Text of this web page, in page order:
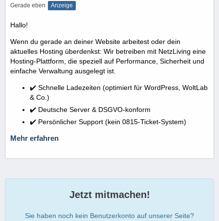
Gerade eben Anzeige
Hallo!
Wenn du gerade an deiner Website arbeitest oder dein
aktuelles Hosting überdenkst: Wir betreiben mit NetzLiving eine
Hosting-Plattform, die speziell auf Performance, Sicherheit und
einfache Verwaltung ausgelegt ist.
✔️ Schnelle Ladezeiten (optimiert für WordPress, WoltLab
& Co.)
✔️ Deutsche Server & DSGVO-konform
✔️ Persönlicher Support (kein 0815-Ticket-System)
Mehr erfahren
Jetzt mitmachen!
Sie haben noch kein Benutzerkonto auf unserer Seite?